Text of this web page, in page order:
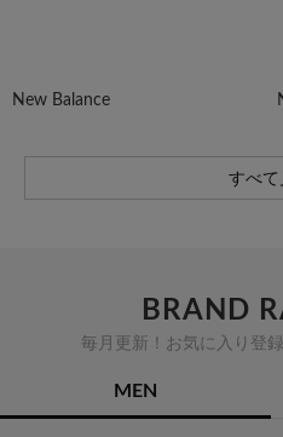
New Balance
すべて
BRAND
毎月更新！お気に入り登
MEN